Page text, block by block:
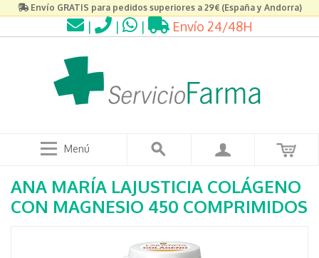
Envío GRATIS para pedidos superiores a 29€ (España y Andorra)
| | | Envío 24/48H
Menú
ANA MARÍA LAJUSTICIA COLÁGENO
CON MAGNESIO 450 COMPRIMIDOS